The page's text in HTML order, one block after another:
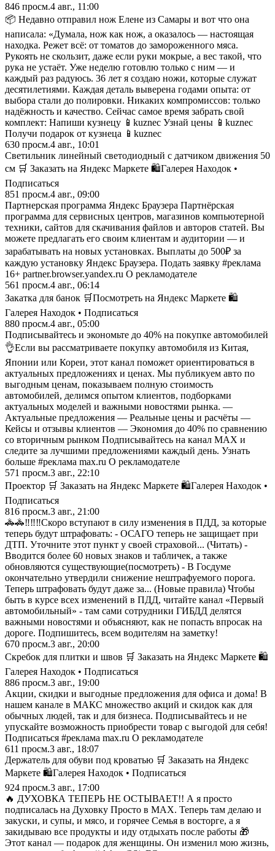
846 просм.4 авг., 11:00
📦 Недавно отправил нож Елене из Самары и вот что она
написала: «Думала, нож как нож, а оказалось — настоящая
находка. Режет всё: от томатов до замороженного мяса.
Рукоять не скользит, даже если руки мокрые, а вес такой, что
рука не устаёт. Уже неделю готовлю только с ним — и
каждый раз радуюсь. 36 лет я создаю ножи, которые служат
десятилетиями. Каждая деталь выверена годами опыта: от
выбора стали до полировки. Никаких компромиссов: только
надёжность и качество. Сейчас самое время забрать свой
комплект: Напиши кузнецу 📱kuznec Узнай цены 📱kuznec
Получи подарок от кузнеца 📱kuznec
630 просм.4 авг., 10:01
Светильник линейный светодиодный с датчиком движения 50
см 🛒 Заказать на Яндекс Маркете 🛍️Галерея Находок •
Подписаться
851 просм.4 авг., 09:00
Партнерская программа Яндекс Браузера Партнёрская
программа для сервисных центров, магазинов компьютерной
техники, сайтов для скачивания файлов и авторов статей. Вы
можете предлагать его своим клиентам и аудитории — и
зарабатывать на новых установках. Выплаты до 500₽ за
каждую установку Яндекс Браузера. Подать заявку #реклама
16+ partner.browser.yandex.ru О рекламодателе
561 просм.4 авг., 06:14
Закатка для банок 🛒Посмотреть на Яндекс Маркете 🛍️
Галерея Находок • Подписаться
880 просм.4 авг., 05:00
Подписывайтесь и экономьте до 40% на покупке автомобилей
👌Если вы рассматриваете покупку автомобиля из Китая,
Японии или Кореи, этот канал поможет ориентироваться в
актуальных предложениях и ценах. Мы публикуем авто по
выгодным ценам, показываем полную стоимость
автомобилей, делимся опытом клиентов, подборками
актуальных моделей и важными новостями рынка. —
Актуальные предложения — Реальные цены и расчёты —
Кейсы и отзывы клиентов — Экономия до 40% по сравнению
со вторичным рынком Подписывайтесь на канал MAX и
следите за лучшими предложениями каждый день. Узнать
больше #реклама max.ru О рекламодателе
571 просм.3 авг., 22:10
Проектор 🛒 Заказать на Яндекс Маркете 🛍️Галерея Находок •
Подписаться
816 просм.3 авг., 21:00
🚓🚓‼️‼️‼️Скоро вступают в силу изменения в ПДД, за которые
теперь будут штрафовать: - ОСАГО теперь не защищает при
ДТП. Уточните этот пункт у своей страховой... (Читать) -
Вводится более 60 новых знаков и табличек, а также
обновляются существующие(посмотреть) - В Госдуме
окончательно утвердили снижение нештрафуемого порога.
Теперь штрафовать будут даже за... (Новые правила) Чтобы
быть в курсе всех изменений в ПДД, читайте канал «Первый
автомобильный» - там сами сотрудники ГИБДД делятся
важными новостями и объясняют, как не попасть впросак на
дороге. Подпишитесь, всем водителям на заметку!
670 просм.3 авг., 20:00
Скребок для плитки и швов 🛒 Заказать на Яндекс Маркете 🛍️
Галерея Находок • Подписаться
886 просм.3 авг., 19:00
Акции, скидки и выгодные предложения для офиса и дома! В
нашем канале в МАКС множество акций и скидок как для
обычных людей, так и для бизнеса. Подписывайтесь и не
упускайте возможность приобрести товар с выгодой для себя!
Подписаться #реклама max.ru О рекламодателе
611 просм.3 авг., 18:07
Держатель для обуви под кроватью 🛒 Заказать на Яндекс
Маркете 🛍️Галерея Находок • Подписаться
924 просм.3 авг., 17:00
🔥 ДУХОВКА ТЕПЕРЬ НЕ ОСТЫВАЕТ!! А я просто
подписалась на Духовку Просто в MAX. Теперь там делаю и
закуски, и супы, и мясо, и горячее Семья в восторге, а я
закидываю все продукты и иду отдыхать после работы 🎁
Этот канал — подарок для женщины. Он изменил мою жизнь,